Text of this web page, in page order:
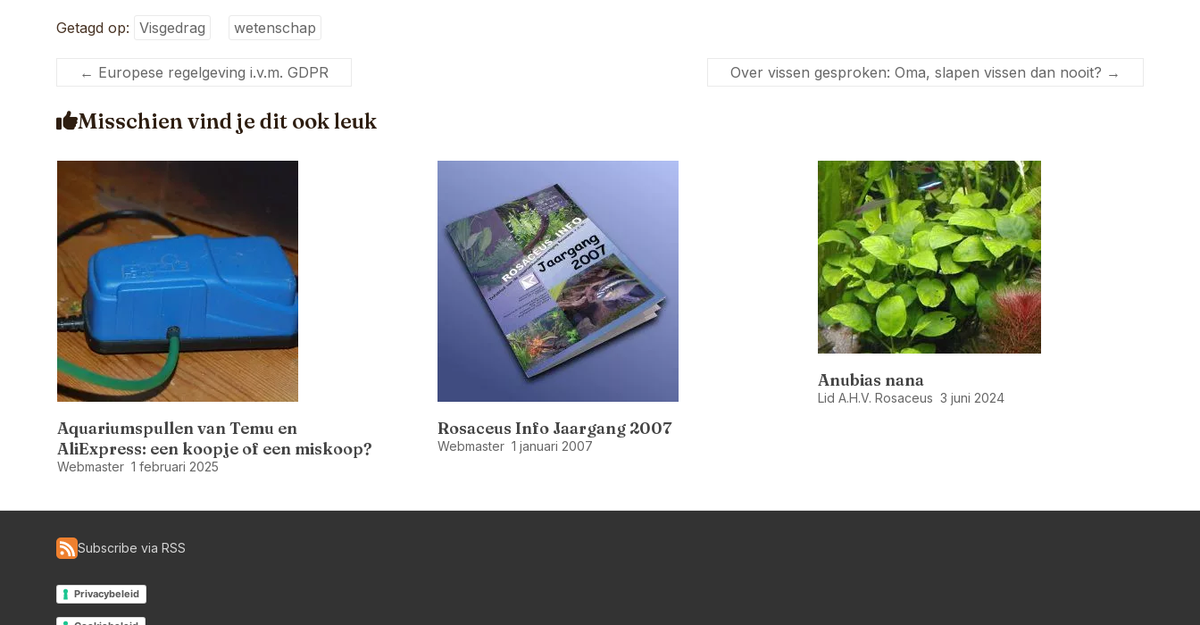
Getagd op: Visgedrag wetenschap
← Europese regelgeving i.v.m. GDPR Over vissen gesproken: Oma, slapen vissen dan nooit? →
Misschien vind je dit ook leuk
Aquariumspullen van Temu en
AliExpress: een koopje of een miskoop?
Webmaster 1 februari 2025
Rosaceus Info Jaargang 2007
Webmaster 1 januari 2007
Anubias nana
Lid A.H.V. Rosaceus 3 juni 2024
Subscribe via RSS
Privacybeleid